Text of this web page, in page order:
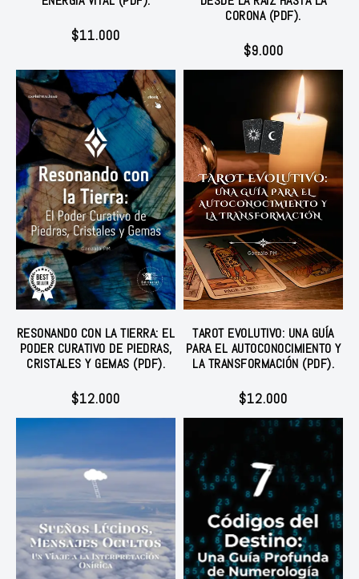
$11.000
CORONA (PDF).
$9.000
RESONANDO CON LA TIERRA: EL
PODER CURATIVO DE PIEDRAS,
CRISTALES Y GEMAS (PDF).
$12.000
TAROT EVOLUTIVO: UNA GUÍA
PARA EL AUTOCONOCIMIENTO Y
LA TRANSFORMACIÓN (PDF).
$12.000